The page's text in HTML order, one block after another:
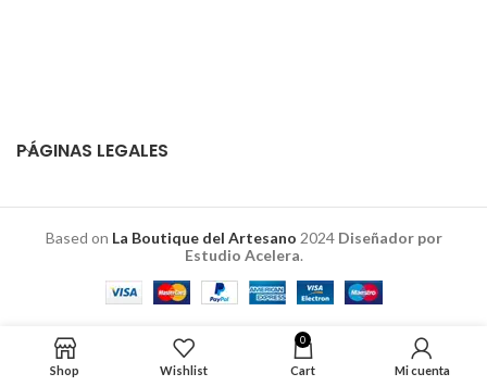
PÁGINAS LEGALES
Based on La Boutique del Artesano 2024 Diseñador por
Estudio Acelera.
Shop Wishlist
0
Cart Mi cuenta